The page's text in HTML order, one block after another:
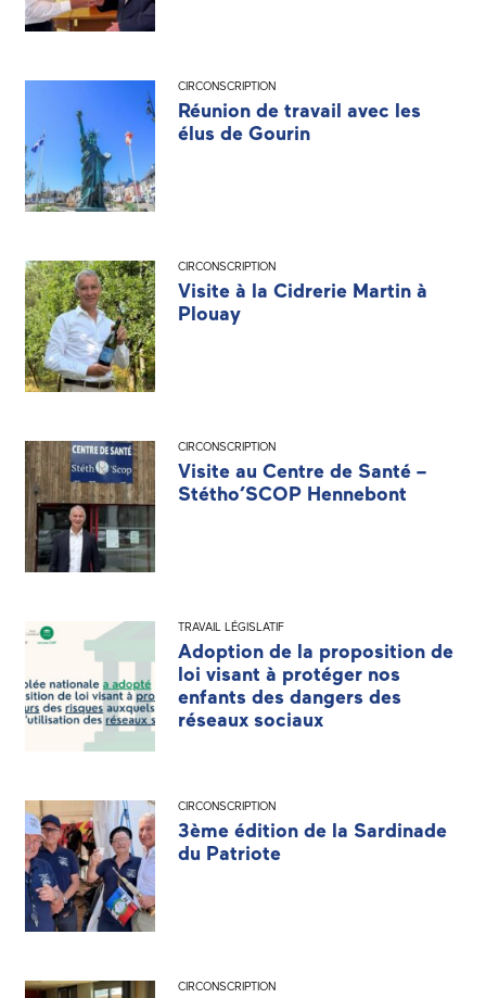
CIRCONSCRIPTION
Réunion de travail avec les
élus de Gourin
CIRCONSCRIPTION
Visite à la Cidrerie Martin à
Plouay
CIRCONSCRIPTION
Visite au Centre de Santé –
Stétho’SCOP Hennebont
TRAVAIL LÉGISLATIF
Adoption de la proposition de
loi visant à protéger nos
enfants des dangers des
réseaux sociaux
CIRCONSCRIPTION
3ème édition de la Sardinade
du Patriote
CIRCONSCRIPTION